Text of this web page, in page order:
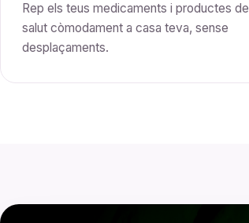
Rep els teus medicaments i productes de
salut còmodament a casa teva, sense
desplaçaments.